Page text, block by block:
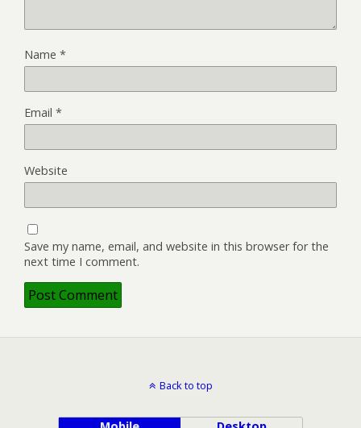
Name *
Email *
Website
Save my name, email, and website in this browser for the
next time I comment.
Back to top